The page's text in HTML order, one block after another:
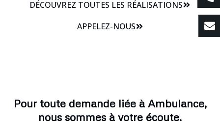
DÉCOUVREZ TOUTES LES RÉALISATIONS
APPELEZ-NOUS
Pour toute demande liée à Ambulance,
nous sommes à votre écoute.